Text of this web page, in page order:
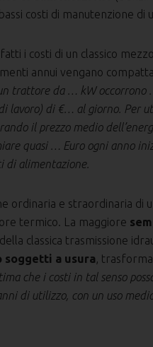
costi di manutenzione di
i costi di un classico
annui vengano
trattore da … kW occorrono
lavoro) di €… al giorno. Per
il prezzo medio
quasi … Euro ogni anno
di alimentazione.
ordinaria e straordinaria
termico. La maggiore
classica trasmissione
soggetti a usura,
che i costi in tal senso
di utilizzo, con un uso